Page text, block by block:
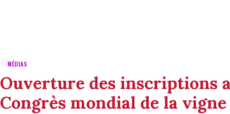
MÉDIAS
Ouverture des inscriptions
Congrès mondial de la